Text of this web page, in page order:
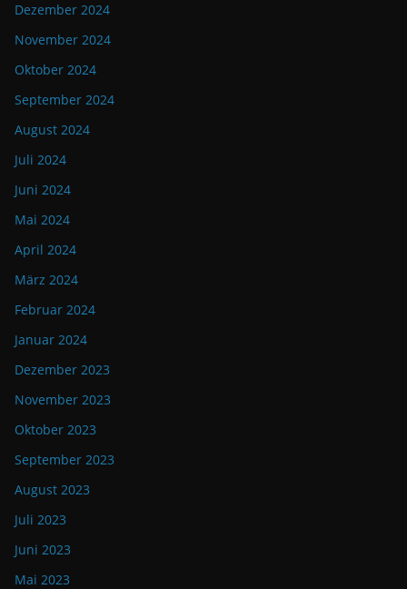
Dezember 2024
November 2024
Oktober 2024
September 2024
August 2024
Juli 2024
Juni 2024
Mai 2024
April 2024
März 2024
Februar 2024
Januar 2024
Dezember 2023
November 2023
Oktober 2023
September 2023
August 2023
Juli 2023
Juni 2023
Mai 2023